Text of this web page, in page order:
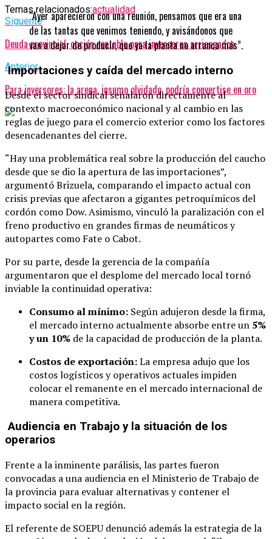
Temas relacionados:actualidad
Siguente
Deuda provincial, opción rentable para inversores arriesgados
Anterior
Para inversores: la arena, insumo olvidado, podría convertise en oro
“Ayer aparecieron con una reunión, pensamos que era una
de las tantas que venimos teniendo, y avisándonos que
van a dejar de producir, que ya la planta no arranca más”.
Importaciones y caída del mercado interno
Desde el sector sindical señalaron directamente al
contexto macroeconómico nacional y al cambio en las
reglas de juego para el comercio exterior como los factores
desencadenantes del cierre.
“Hay una problemática real sobre la producción del caucho
desde que se dio la apertura de las importaciones”,
argumentó Brizuela, comparando el impacto actual con
crisis previas que afectaron a gigantes petroquímicos del
cordón como Dow. Asimismo, vinculó la paralización con el
freno productivo en grandes firmas de neumáticos y
autopartes como Fate o Cabot.
Por su parte, desde la gerencia de la compañía
argumentaron que el desplome del mercado local tornó
inviable la continuidad operativa:
Consumo al mínimo: Según adujeron desde la firma,
el mercado interno actualmente absorbe entre un 5%
y un 10% de la capacidad de producción de la planta.
Costos de exportación:La empresa adujo que los
costos logísticos y operativos actuales impiden
colocar el remanente en el mercado internacional de
manera competitiva.
Audiencia en Trabajo y la situación de los
operarios
Frente a la inminente parálisis, las partes fueron
convocadas a una audiencia en el Ministerio de Trabajo de
la provincia para evaluar alternativas y contener el
impacto social en la región.
El referente de SOEPU denunció además la estrategia de la